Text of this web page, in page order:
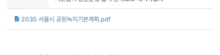
2030 서울시 공원녹지기본계획.pdf